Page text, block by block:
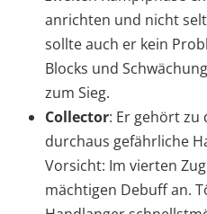
anrichten und nicht
sollte auch er kein
Blocks und
zum Sieg.
Collector: Er gehört zu
durchaus gefährliche
Vorsicht: Im vierten
mächtigen Debuff an.